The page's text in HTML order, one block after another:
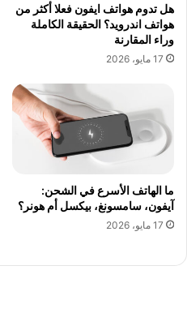
هل تدوم هواتف ايفون فعلا أكثر من
هواتف اندرويد؟ الحقيقة الكاملة
وراء المقارنة
17 مايو، 2026
ما الهاتف الأسرع في الشحن:
آيفون، سامسونغ، بيكسل أم هونر؟
17 مايو، 2026